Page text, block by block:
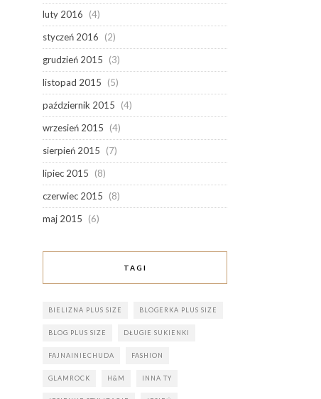
luty 2016
(4)
styczeń 2016
(2)
grudzień 2015
(3)
listopad 2015
(5)
październik 2015
(4)
wrzesień 2015
(4)
sierpień 2015
(7)
lipiec 2015
(8)
czerwiec 2015
(8)
maj 2015
(6)
TAGI
BIELIZNA PLUS SIZE BLOGERKA PLUS SIZE
BLOG PLUS SIZE DŁUGIE SUKIENKI
FAJNAINIECHUDA FASHION
GLAMROCK H&M INNA TY